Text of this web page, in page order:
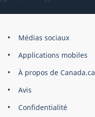
Marque
du
site
Médias sociaux
Applications mobiles
À propos de Canada.ca
Avis
Confidentialité